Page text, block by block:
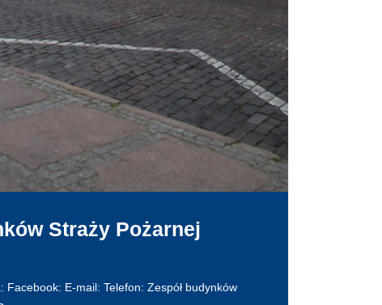
Straży Pożarnej
Facebook: E-mail: Telefon: Zespół budynków